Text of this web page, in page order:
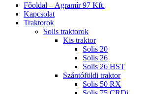
Close
Menu
Főoldal – Agramír 97 Kft.
Kapcsolat
Traktorok
Solis traktorok
Kis traktor
Solis 20
Solis 26
Solis 26 HST
Szántóföldi traktor
Solis 50 RX